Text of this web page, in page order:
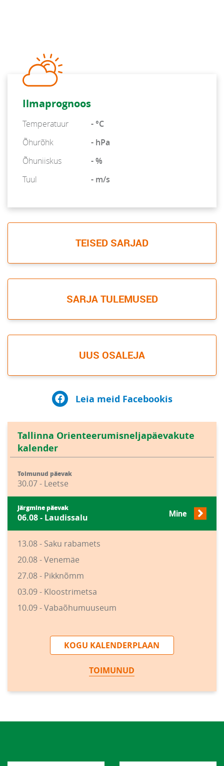
Ilmaprognoos
Temperatuur
- °C
Õhurõhk
- hPa
Õhuniiskus
- %
Tuul
- m/s
TEISED SARJAD
SARJA TULEMUSED
UUS OSALEJA
Leia meid Facebookis
Tallinna Orienteerumisneljapäevakute
kalender
Toimunud päevak
30.07 - Leetse
Järgmine päevak
06.08 - Laudissalu Mine
13.08 - Saku rabamets
20.08 - Venemäe
27.08 - Pikknõmm
03.09 - Kloostrimetsa
10.09 - Vabaõhumuuseum
KOGU KALENDERPLAAN
TOIMUNUD